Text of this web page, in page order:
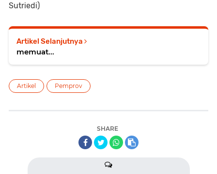
Sutriedi)
Artikel Selanjutnya
memuat...
Artikel Pemprov
SHARE